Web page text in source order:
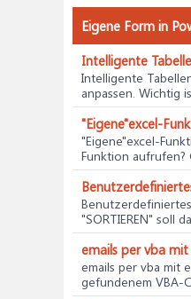
Eigene Form in
Intelligente
Intelligente
anpassen. Wichtig
"Eigene"excel-
"Eigene"excel-
Funktion aufrufen?
"SORTIEREN" soll
emails per vba
emails per vba mit
gefundenem VBA-